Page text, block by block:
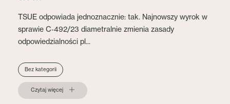
TSUE odpowiada jednoznacznie: tak. Najnowszy wyrok w
sprawie C‑492/23 diametralnie zmienia zasady
odpowiedzialności pl...
Bez kategorii
Czytaj więcej